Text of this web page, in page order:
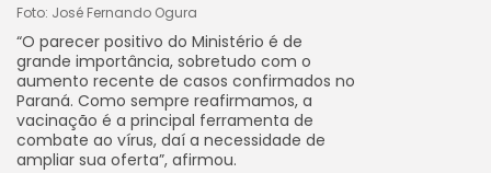
Foto: José Fernando Ogura
“O parecer positivo do Ministério é de
grande importância, sobretudo com o
aumento recente de casos confirmados no
Paraná. Como sempre reafirmamos, a
vacinação é a principal ferramenta de
combate ao vírus, daí a necessidade de
ampliar sua oferta”, afirmou.